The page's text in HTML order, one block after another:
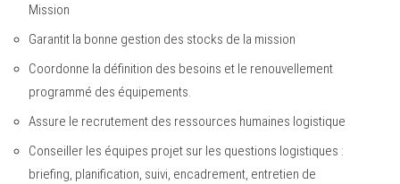
Mission
Garantit la bonne gestion des stocks de la mission
Coordonne la définition des besoins et le renouvellement
programmé des équipements.
Assure le recrutement des ressources humaines logistique
Conseiller les équipes projet sur les questions logistiques :
briefing, planification, suivi, encadrement, entretien de